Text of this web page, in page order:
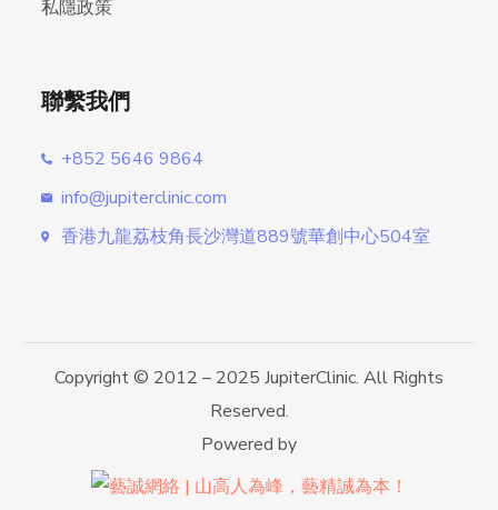
私隱政策
聯繫我們
+852 5646 9864
info@jupiterclinic.com
香港九龍荔枝角長沙灣道889號華創中心504室
Copyright © 2012 – 2025 JupiterClinic. All Rights
Reserved.
Powered by